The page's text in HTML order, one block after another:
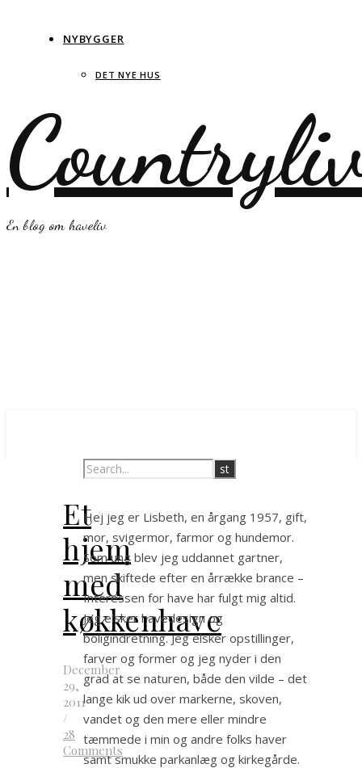
NYBYGGER
DET NYE HUS
En blog om haveliv
Et
hjem
med
køkkenhave
December
29,
2011
/
28
Comments
Hej jeg er Lisbeth, en årgang 1957, gift,
mor, svigermor, farmor og hundemor.
Som ung blev jeg uddannet gartner,
men skiftede efter en årrække brance –
Interessen for have har fulgt mig altid.
Jeg elsker havedesign og
boligindretning. Jeg elsker opstillinger,
farver og former og jeg nyder i den
grad at se naturen, både den vilde – det
lange kik ud over markerne, skoven,
vandet og den mere eller mindre
tæmmede i min og andre folks haver
samt smukke parkanlæg og kirkegårde.